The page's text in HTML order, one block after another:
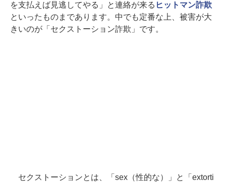
を支払えば見逃してやる」と連絡が来る ヒットマン詐欺
といったものまであります。中でも定番な上、被害が大
きいのが「セクストーション詐欺」です。
セクストーションとは、「sex（性的な）」と「extorti